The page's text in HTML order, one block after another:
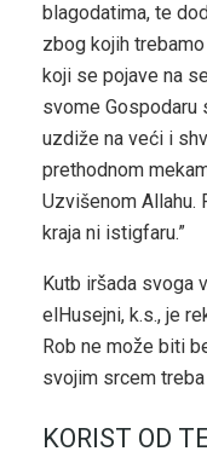
blagodatima, te
zbog kojih
koji se pojave na
svome Gospodaru
uzdiže na veći i
prethodnom
Uzvišenom Allahu.
kraja ni istigfaru.”
Kutb iršada svoga
elHusejni, k.s., je
Rob ne može biti
svojim srcem
KORIST OD